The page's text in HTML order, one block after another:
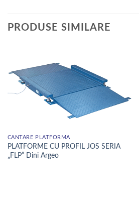
PRODUSE SIMILARE
CÂNTARE PLATFORMĂ
PLATFORME CU PROFIL JOS SERIA
„FLP” Dini Argeo